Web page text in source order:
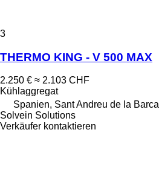
3
THERMO KING - V 500 MAX
2.250 € ≈ 2.103 CHF
Kühlaggregat
Spanien, Sant Andreu de la Barca
Solvein Solutions
Verkäufer kontaktieren